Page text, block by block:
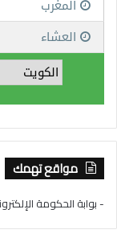
مواقع تهمك
- بوابة الحكومة